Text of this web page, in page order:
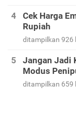
Cek Harga
Rupiah
ditampilkan 926
Jangan Jadi
Modus
ditampilkan 659